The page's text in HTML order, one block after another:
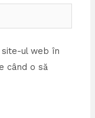
site-ul web în
când o să